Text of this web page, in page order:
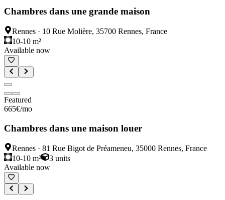
Chambres dans une grande maison
Rennes · 10 Rue Molière, 35700 Rennes, France
10-10 m²
Available now
Featured
665€/mo
Chambres dans une maison louer
Rennes · 81 Rue Bigot de Préameneu, 35000 Rennes, France
10-10 m²
3 units
Available now